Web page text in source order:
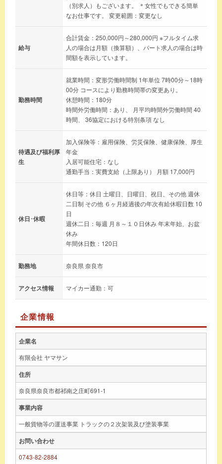
（別求人）もございます。 ＊女性でもできる簡単
なお仕事です。 変更範囲：変更なし
給与
合計賃金：250,000円～280,000円 ※フルタイム求
人の場合は月額（換算額）、パート求人の場合は時
間額を表示しています。
勤務時間
就業時間：変形労働時間制 1年単位 7時00分～18時
00分 コースにより勤務時間帯の変更あり。
休憩時間：180分
時間外労働時間：あり、 月平均時間外労働時間 40
時間、 36協定における特別条項 なし
待遇及び福利厚
生
加入保険等：雇用保険、労災保険、健康保険、厚生
年金
入居可能住宅：なし
通勤手当：実費支給（上限あり） 月額 17,000円
休日･休暇
休日等：休日 土曜日、日曜日、祝日、その他 週休
二日制 その他 ６ヶ月経過後の年次有給休暇日数 10
日
週休二日：毎週 月８～１０日休み 年末年始、お盆
休み
年間休日数：120日
勤務地 奈良県 奈良市
アクセス情報 マイカー通勤：可
企業情報
企業名
有限会社 ヤマサン
住所
奈良県奈良市都祁南之庄町691-1
事業内容
一般貨物等の運送事業 トラックの２次架装及び塗装事業
お問い合わせ
0743-82-2884